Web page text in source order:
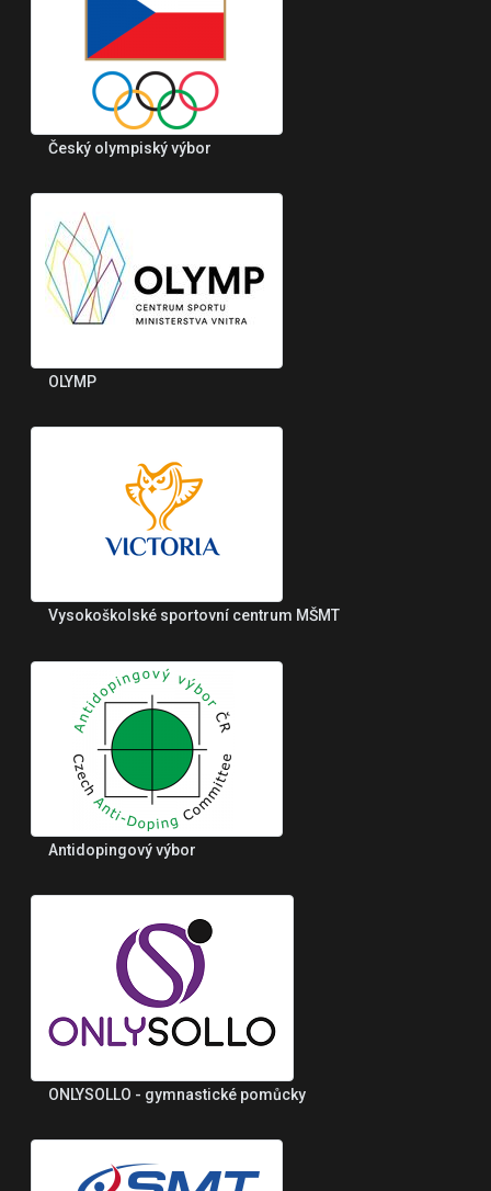
Český olympiský výbor
OLYMP
Vysokoškolské sportovní centrum MŠMT
Antidopingový výbor
ONLYSOLLO - gymnastické pomůcky